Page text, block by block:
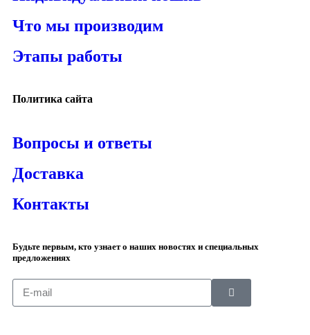
Что мы производим
Этапы работы
Политика сайта
Вопросы и ответы
Доставка
Контакты
Будьте первым, кто узнает о наших новостях и специальных
предложениях